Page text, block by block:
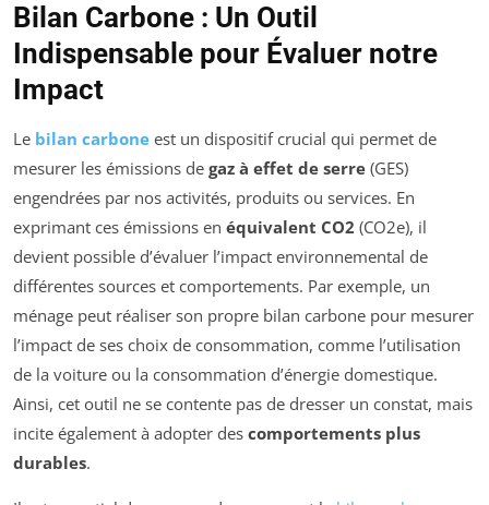
Bilan Carbone : Un Outil
Indispensable pour Évaluer notre
Impact
Le bilan carbone est un dispositif crucial qui permet de
mesurer les émissions de gaz à effet de serre (GES)
engendrées par nos activités, produits ou services. En
exprimant ces émissions en équivalent CO2 (CO2e), il
devient possible d’évaluer l’impact environnemental de
différentes sources et comportements. Par exemple, un
ménage peut réaliser son propre bilan carbone pour mesurer
l’impact de ses choix de consommation, comme l’utilisation
de la voiture ou la consommation d’énergie domestique.
Ainsi, cet outil ne se contente pas de dresser un constat, mais
incite également à adopter des comportements plus
durables.